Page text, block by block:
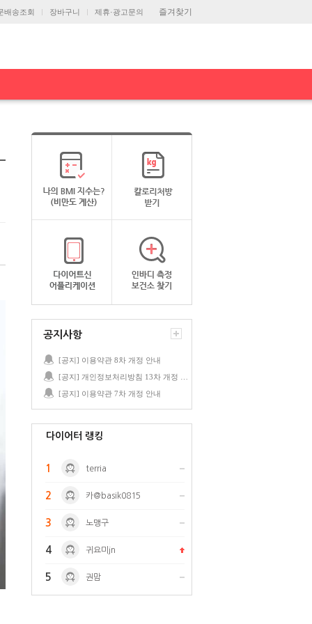
즐겨찾기
배송조회 장바구니 제휴·광고문의
공지사항
[공지] 이용약관 8차 개정 안내
[공지] 이용약관 7차 개정 안내
다이어터 랭킹
1 terria
2 카@basik0815
3 노맹구
4 귀요미jn
5 권맘